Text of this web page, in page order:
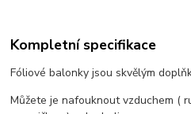
Kompletní specifikace
Fóliové balonky jsou skvělým
Můžete je nafouknout vzduchem (